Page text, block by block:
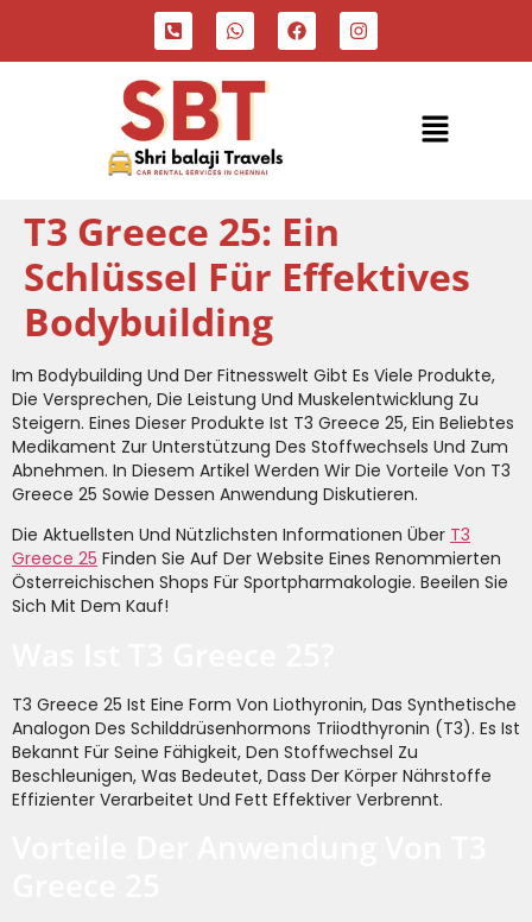
T3 Greece 25: Ein
Schlüssel Für Effektives
Bodybuilding
Im Bodybuilding Und Der Fitnesswelt Gibt Es Viele Produkte,
Die Versprechen, Die Leistung Und Muskelentwicklung Zu
Steigern. Eines Dieser Produkte Ist T3 Greece 25, Ein Beliebtes
Medikament Zur Unterstützung Des Stoffwechsels Und Zum
Abnehmen. In Diesem Artikel Werden Wir Die Vorteile Von T3
Greece 25 Sowie Dessen Anwendung Diskutieren.
Die Aktuellsten Und Nützlichsten Informationen Über T3
Greece 25 Finden Sie Auf Der Website Eines Renommierten
Österreichischen Shops Für Sportpharmakologie. Beeilen Sie
Sich Mit Dem Kauf!
T3 Greece 25 Ist Eine Form Von Liothyronin, Das Synthetische
Analogon Des Schilddrüsenhormons Triiodthyronin (T3). Es Ist
Bekannt Für Seine Fähigkeit, Den Stoffwechsel Zu
Beschleunigen, Was Bedeutet, Dass Der Körper Nährstoffe
Effizienter Verarbeitet Und Fett Effektiver Verbrennt.